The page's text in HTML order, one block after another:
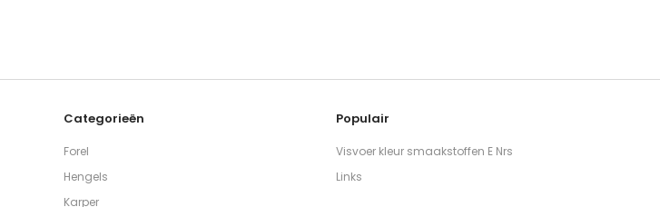
Categorieën
Forel
Hengels
Karper
Populair
Visvoer kleur smaakstoffen E Nrs
Links